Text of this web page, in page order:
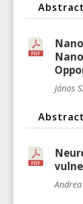
Abstract
János
Abstract